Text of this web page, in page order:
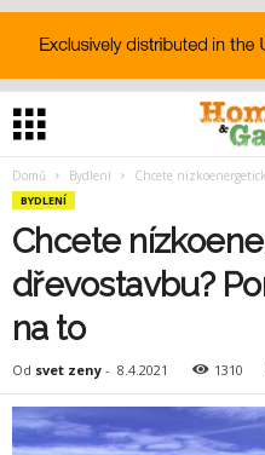
Domů Bydlení Chcete
BYDLENÍ
Chcete
dřevostavbu?
na to
Od svet zeny - 8.4.2021 1310